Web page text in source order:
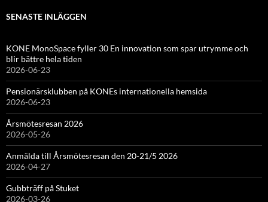
SENASTE INLÄGGEN
KONE MonoSpace fyller 30 En innovation som spar utrymme och
blir bättre hela tiden
2026-06-23
Pensionärsklubben på KONEs internationella hemsida
2026-06-23
Årsmötesresan 2026
2026-05-26
Anmälda till Årsmötesresan den 20-21/5 2026
2026-04-27
Gubbträff på Stuket
2026-03-26